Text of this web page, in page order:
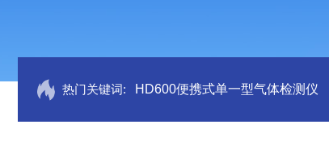
热门关键词: HD600便携式单一型气体检测仪